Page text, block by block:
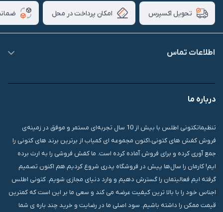
تحویل اکسپرس امکان پرداخت در محل
اطلاعات تماس
درباره ما
تنظیماتکتونی اطلس با بیش از 10 سال تجربه‌ای مستمر و موفق در زمینه‌ی
فروش کفش های کتونی،اکنون مجموعه ای کمیاب از برترین برند های کتونی را
جمع آوری کرده و برای فروش آماده کرده است. ما کفش فروشی را به ارث برده
ایم! کارمان را سال‌ها پیش در فروشگاه پدری شروع کردیم.هم اکنون تصمیم
گرفته ایم فعالیتمان را گسترش دهیم و وارد دنیای مجازی شویم. کتونی اطلس
اجناس خود را با بالا ترین کیفیت عرضه می کند و سعی ما بر این است که کمترین
قیمت ممکن را داشته باشیم. سود اصلی ما در رضایت و خرید چند باره ی شما